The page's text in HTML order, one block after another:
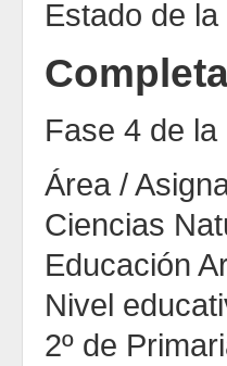
Estado de
Fase 4 de
Área /
Ciencias
Educación
Nivel
2º de